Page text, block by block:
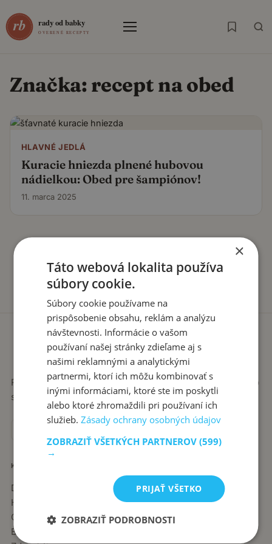
Menu
Značka: recept na obed
HLAVNÉ JEDLÁ
Kuracie hniezda plnené hubovou
nádielkou: Obed pre šampiónov!
11. marca 2025
Recepty píše babka Stanka. Jednoduché, poctivé jedlá zo
slovenskej kuchyne, ktoré sa vždy podaria.
KATEGÓRIE
Dezerty
Hlavné jedlá
Chuťovky
Babkine rady
×
Táto webová lokalita používa
súbory cookie.
Súbory cookie používame na
prispôsobenie obsahu, reklám a analýzu
návštevnosti. Informácie o vašom
používaní našej stránky zdieľame aj s
našimi reklamnými a analytickými
partnermi, ktorí ich môžu kombinovať s
inými informáciami, ktoré ste im poskytli
alebo ktoré zhromaždili pri používaní ich
služieb.Zásady ochrany osobných údajov
ZOBRAZIŤ VŠETKÝCH PARTNEROV(599)
→
PRIJAŤ VŠETKO
ZOBRAZIŤ PODROBNOSTI